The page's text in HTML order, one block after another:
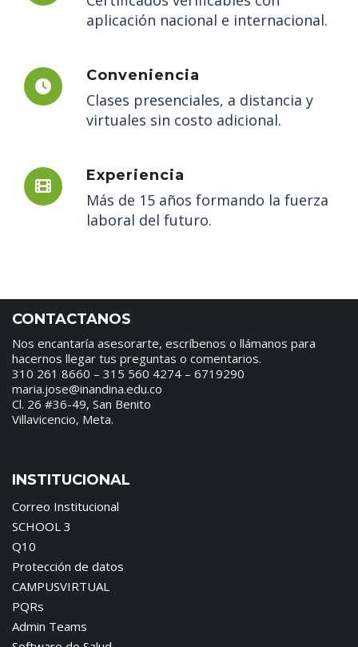
aplicación nacional e internacional.
Conveniencia
Clases presenciales, a distancia y
virtuales sin costo adicional.
Experiencia
Más de 15 años formando la fuerza
laboral del futuro.
CONTACTANOS
Nos encantaría asesorarte, escríbenos o llámanos para
hacernos llegar tus preguntas o comentarios.
310 261 8660 – 315 560 4274 – 6719290
maria.jose@inandina.edu.co
Cl. 26 #36-49, San Benito
Villavicencio, Meta.
INSTITUCIONAL
Correo Institucional
SCHOOL 3
Q10
Protección de datos
CAMPUSVIRTUAL
PQRs
Admin Teams